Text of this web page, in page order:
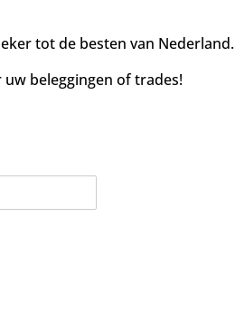
tot de besten van Nederland.
beleggingen of trades!